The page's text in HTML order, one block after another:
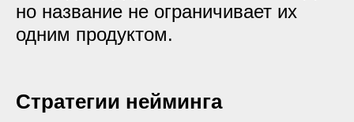
но название не ограничивает их
одним продуктом.
Стратегии нейминга